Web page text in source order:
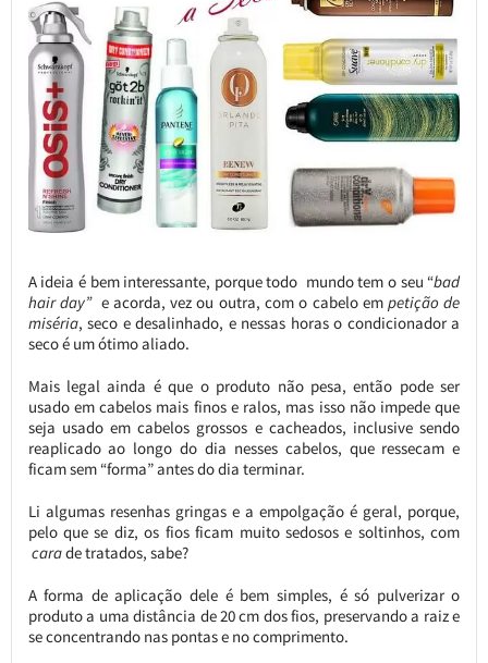
A ideia é bem interessante, porque todo mundo tem o seu “bad
hair day”e acorda, vez ou outra, com o cabelo empetição de
miséria, seco e desalinhado, e nessas horas o condicionador a
seco é um ótimo aliado.
Mais legal ainda é que o produto não pesa, então pode ser
usado em cabelos mais finos e ralos, mas isso não impede que
seja usado em cabelos grossos e cacheados, inclusive sendo
reaplicado ao longo do dia nesses cabelos, que ressecam e
ficam sem “forma” antes do dia terminar.
Li algumas resenhas gringas e a empolgação é geral, porque,
pelo que se diz, os fios ficam muito sedosos e soltinhos, com
carade tratados, sabe?
A forma de aplicação dele é bem simples, é só pulverizar o
produto a uma distância de 20 cm dos fios, preservando a raiz e
se concentrando nas pontas e no comprimento.